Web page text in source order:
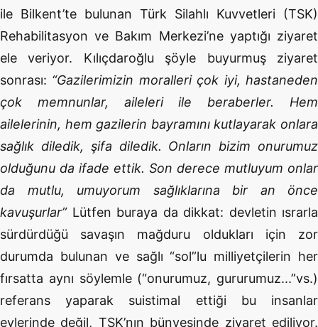
ile Bilkent’te bulunan Türk Silahlı Kuvvetleri (TSK)
Rehabilitasyon ve Bakım Merkezi’ne yaptığı ziyaret
ele veriyor. Kılıçdaroğlu şöyle buyurmuş ziyaret
sonrası: “Gazilerimizin moralleri çok iyi, hastaneden
çok memnunlar, aileleri ile beraberler. Hem
ailelerinin, hem gazilerin bayramını kutlayarak onlara
sağlık diledik, şifa diledik. Onların bizim onurumuz
olduğunu da ifade ettik. Son derece mutluyum onlar
da mutlu, umuyorum sağlıklarına bir an önce
kavuşurlar”Lütfen buraya da dikkat: devletin ısrarla
sürdürdüğü savaşın mağduru oldukları için zor
durumda bulunan ve sağlı “sol”lu milliyetçilerin her
fırsatta aynı söylemle (“onurumuz, gururumuz...”vs.)
referans yaparak suistimal ettiği bu insanlar
evlerinde değil, TSK’nın bünyesinde ziyaret ediliyor.